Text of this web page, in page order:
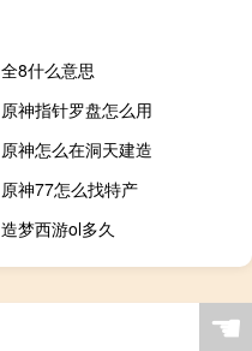
全8什么意思
原神指针罗盘怎么用
原神怎么在洞天建造
原神77怎么找特产
造梦西游ol多久
☚